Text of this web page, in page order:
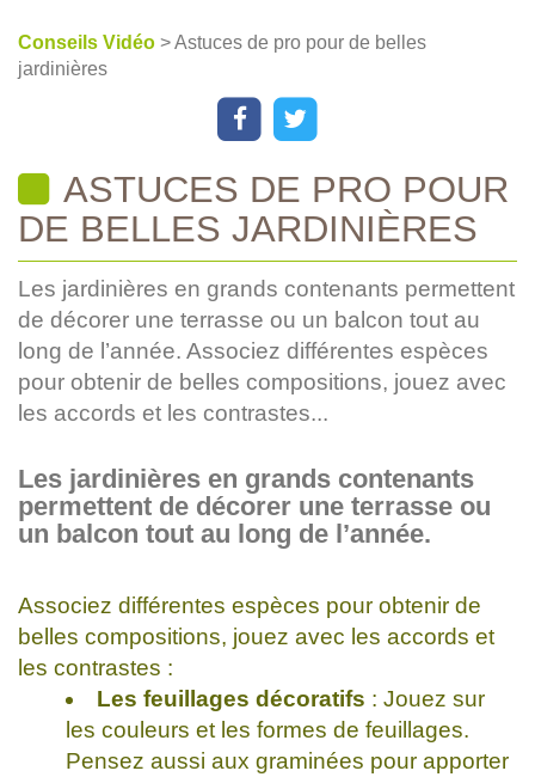
Conseils Vidéo > Astuces de pro pour de belles
jardinières
ASTUCES DE PRO POUR
DE BELLES JARDINIÈRES
Les jardinières en grands contenants permettent
de décorer une terrasse ou un balcon tout au
long de l’année. Associez différentes espèces
pour obtenir de belles compositions, jouez avec
les accords et les contrastes...
Les jardinières en grands contenants
permettent de décorer une terrasse ou
un balcon tout au long de l’année.
Associez différentes espèces pour obtenir de
belles compositions, jouez avec les accords et
les contrastes :
Les feuillages décoratifs : Jouez sur
les couleurs et les formes de feuillages.
Pensez aussi aux graminées pour apporter